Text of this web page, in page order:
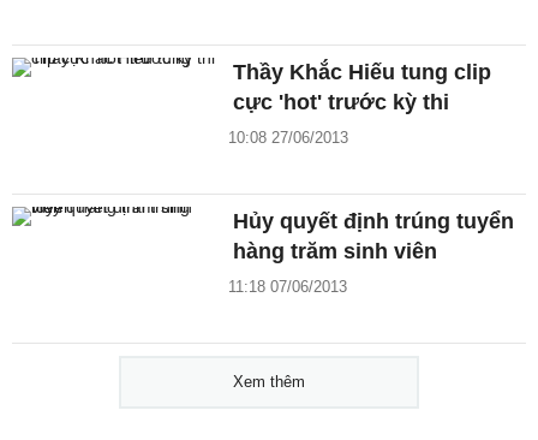
Thầy Khắc Hiếu tung clip
cực 'hot' trước kỳ thi
10:08 27/06/2013
Hủy quyết định trúng tuyển
hàng trăm sinh viên
11:18 07/06/2013
Xem thêm